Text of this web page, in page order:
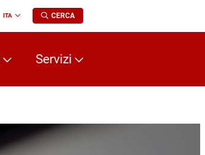
ITA
Change
language
CERCA
Servizi